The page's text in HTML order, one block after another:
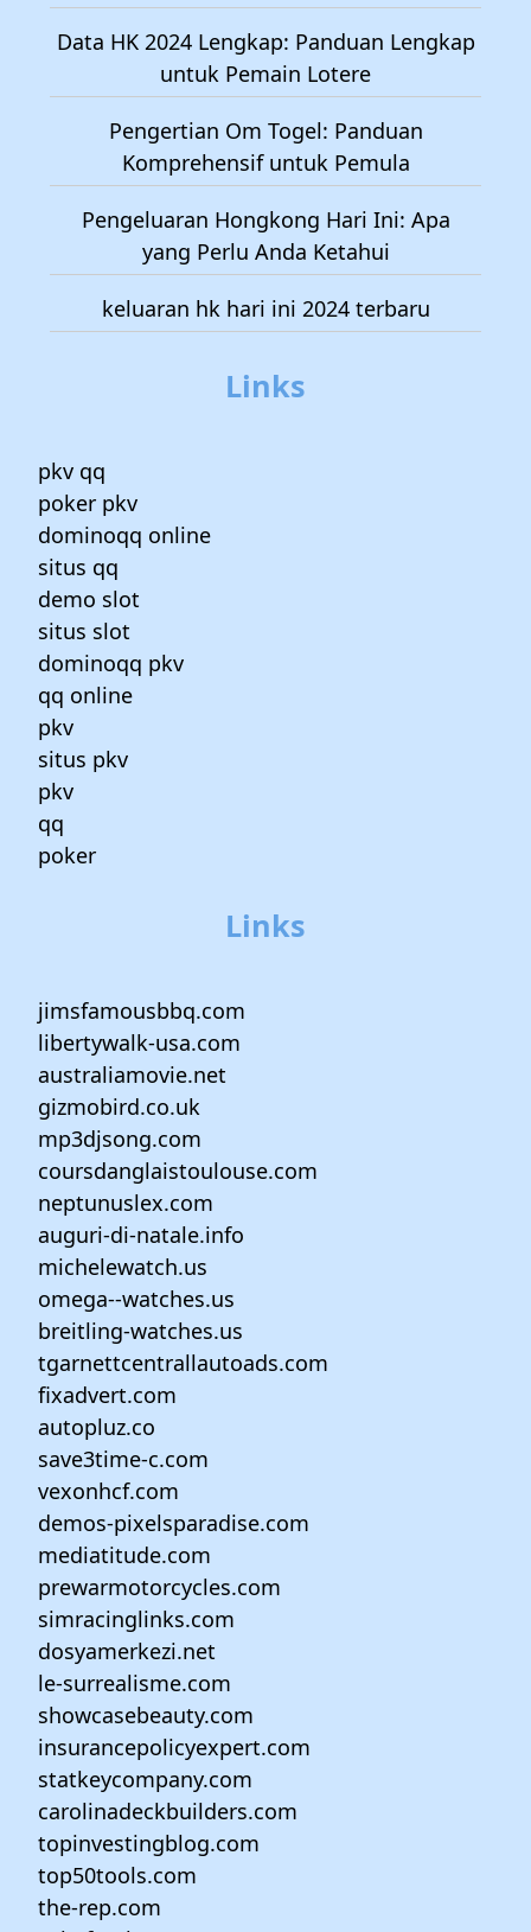
Data HK 2024 Lengkap: Panduan Lengkap
untuk Pemain Lotere
Pengertian Om Togel: Panduan
Komprehensif untuk Pemula
Pengeluaran Hongkong Hari Ini: Apa
yang Perlu Anda Ketahui
keluaran hk hari ini 2024 terbaru
Links
pkv qq
poker pkv
dominoqq online
situs qq
demo slot
situs slot
dominoqq pkv
qq online
pkv
situs pkv
pkv
qq
poker
Links
jimsfamousbbq.com
libertywalk-usa.com
australiamovie.net
gizmobird.co.uk
mp3djsong.com
coursdanglaistoulouse.com
neptunuslex.com
auguri-di-natale.info
michelewatch.us
omega--watches.us
breitling-watches.us
tgarnettcentrallautoads.com
fixadvert.com
autopluz.co
save3time-c.com
vexonhcf.com
demos-pixelsparadise.com
mediatitude.com
prewarmotorcycles.com
simracinglinks.com
dosyamerkezi.net
le-surrealisme.com
showcasebeauty.com
insurancepolicyexpert.com
statkeycompany.com
carolinadeckbuilders.com
topinvestingblog.com
top50tools.com
the-rep.com